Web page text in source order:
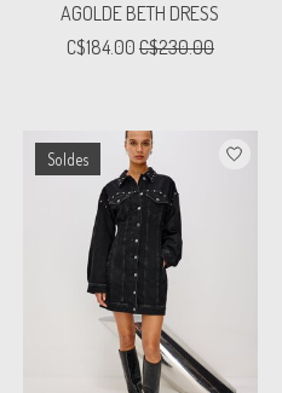
AGOLDE BETH DRESS
C$184.00 C$230.00
Soldes